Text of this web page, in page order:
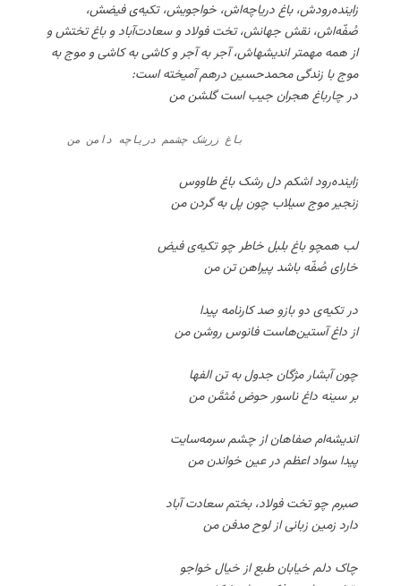
زاینده‌رودش، باغ دریاچه‌اش، خواجویش، تکیه‌ی فیضش،
صُفّه‌اش، نقش جهانش، تخت فولاد و سعادت‌آباد و باغ تختش و
از همه مهمتر اندیشهاش، آجر به آجر و کاشی به کاشی و موج به
موج با زندگی محمدحسین درهم آمیخته است:
در چارباغ هجران جیب است گلشن من
    باغ زرشک چشمم دریاچه دامن من
زاینده‌رود اشکم دل رشک باغ طاووس
زنجیر موج سیلاب چون پل به گردن من
لب همچو باغ بلبل خاطر چو تکیه‌ی فیض
خارای صُفّه باشد پیراهن تن من
در تکیه‌ی دو بازو صد کارنامه پیدا
از داغ آستین‌هاست فانوس روشن من
چون آبشار مژگان جدول به تن الفها
بر سینه داغ ناسور حوض مُثمَّن من
اندیشه‌ام صفاهان از چشم سرمه‌سایت
پیدا سواد اعظم در عین خواندن من
صبرم چو تخت فولاد، بختم سعادت آباد
دارد زمین زبانی از لوح مدفن من
چاک دلم خیابان طبع از خیال خواجو